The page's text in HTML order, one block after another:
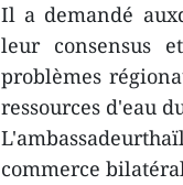
Il a demandé
leur consensus
problèmes
ressources d'eau
commerce